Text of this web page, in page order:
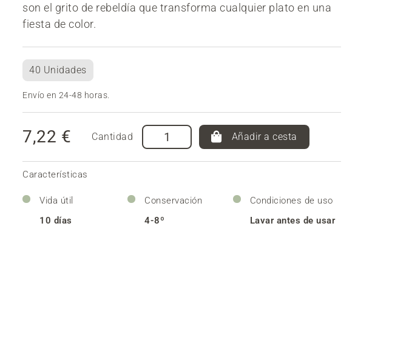
son el grito de rebeldía que transforma cualquier plato en una
fiesta de color.
40 Unidades
Envío en 24-48 horas.
7,22 € Cantidad Añadir a cesta
Características
Vida útil
10 días
Conservación
4-8º
Condiciones de uso
Lavar antes de usar